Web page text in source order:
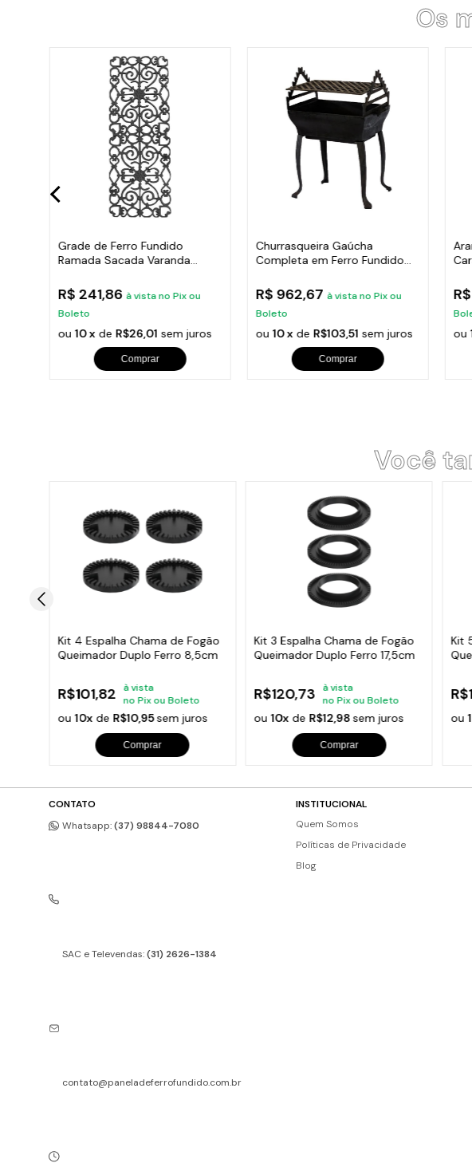
Os
Grade de Ferro Fundido
Ramada Sacada Varanda
R$ 241,86 à vista no Pix ou
Boleto
ou10 x de R$26,01 sem juros
Comprar
Churrasqueira Gaúcha
Completa em Ferro Fundido
R$ 962,67 à vista no Pix ou
Boleto
ou10 x de R$103,51 sem juros
Comprar
ou
Você
Kit 4 Espalha Chama de Fogão
Queimador Duplo Ferro 8,5cm
R$101,82
à vista
no Pix ou Boleto
ou10x de R$10,95sem juros
Comprar
Kit 3 Espalha Chama de Fogão
Queimador Duplo Ferro 17,5cm
R$120,73
à vista
no Pix ou Boleto
ou10x de R$12,98sem juros
Comprar
Kit
ou
CONTATO
Whatsapp:(37) 98844-7080
SAC e Televendas:(31) 2626-1384
contato@paneladeferrofundido.com.br
INSTITUCIONAL
Quem Somos
Políticas de Privacidade
Blog